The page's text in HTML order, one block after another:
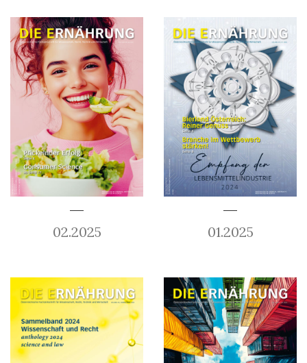
02.2025 01.2025